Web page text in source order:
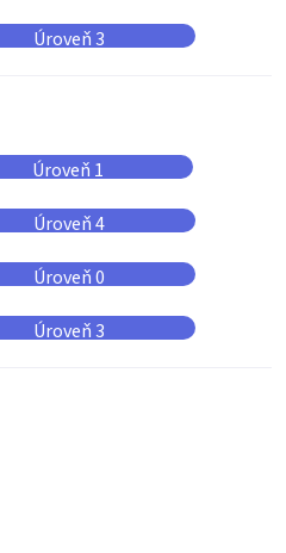
Úroveň 3
Úroveň 1
Úroveň 4
Úroveň 0
Úroveň 3